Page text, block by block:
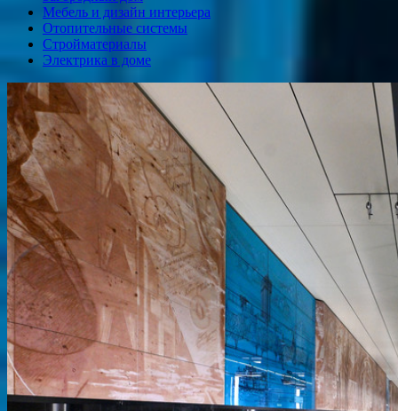
Мебель и дизайн интерьера
Отопительные системы
Стройматериалы
Электрика в доме